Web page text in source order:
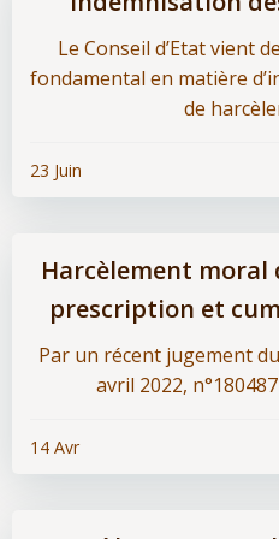
Le Conseil d’Etat vient
fondamental en matière
de
23 Juin
Harcèlement moral
prescription et
Par un récent jugement
avril 2022,
14 Avr